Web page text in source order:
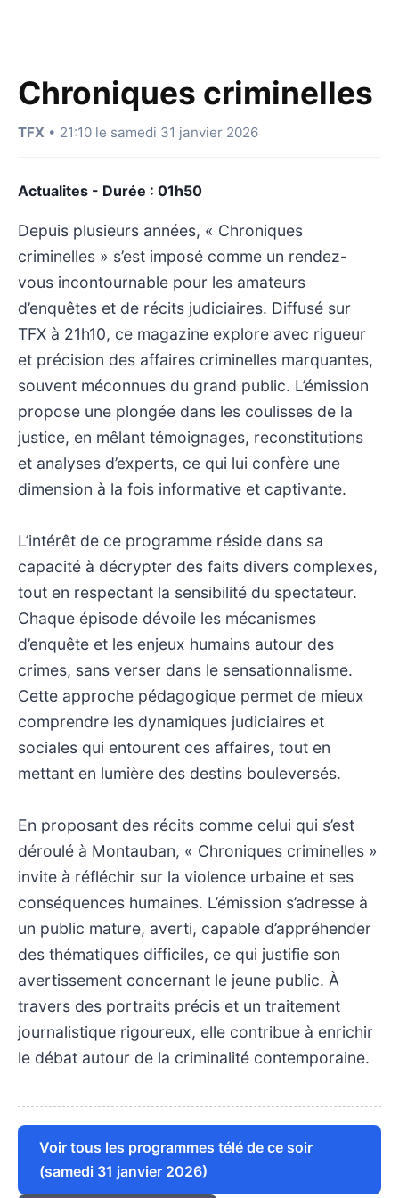
Chroniques criminelles
TFX • 21:10 le samedi 31 janvier 2026
Actualites - Durée : 01h50
Depuis plusieurs années, « Chroniques
criminelles » s’est imposé comme un rendez-
vous incontournable pour les amateurs
d’enquêtes et de récits judiciaires. Diffusé sur
TFX à 21h10, ce magazine explore avec rigueur
et précision des affaires criminelles marquantes,
souvent méconnues du grand public. L’émission
propose une plongée dans les coulisses de la
justice, en mêlant témoignages, reconstitutions
et analyses d’experts, ce qui lui confère une
dimension à la fois informative et captivante.
L’intérêt de ce programme réside dans sa
capacité à décrypter des faits divers complexes,
tout en respectant la sensibilité du spectateur.
Chaque épisode dévoile les mécanismes
d’enquête et les enjeux humains autour des
crimes, sans verser dans le sensationnalisme.
Cette approche pédagogique permet de mieux
comprendre les dynamiques judiciaires et
sociales qui entourent ces affaires, tout en
mettant en lumière des destins bouleversés.
En proposant des récits comme celui qui s’est
déroulé à Montauban, « Chroniques criminelles »
invite à réfléchir sur la violence urbaine et ses
conséquences humaines. L’émission s’adresse à
un public mature, averti, capable d’appréhender
des thématiques difficiles, ce qui justifie son
avertissement concernant le jeune public. À
travers des portraits précis et un traitement
journalistique rigoureux, elle contribue à enrichir
le débat autour de la criminalité contemporaine.
Voir tous les programmes télé de ce soir
(samedi 31 janvier 2026)